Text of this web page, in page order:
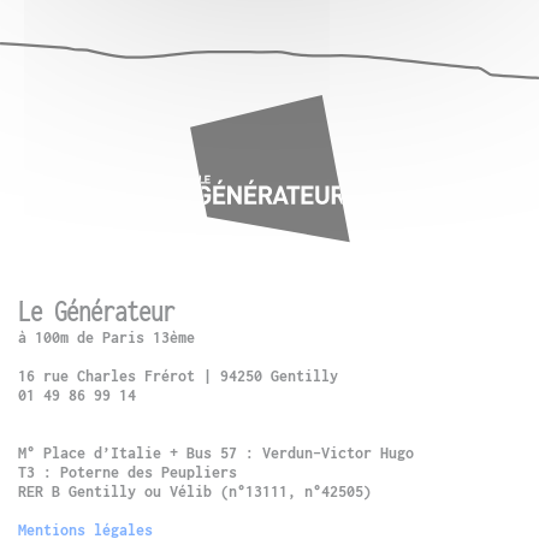
Le Générateur
à 100m de Paris 13ème
16 rue Charles Frérot | 94250 Gentilly
01 49 86 99 14
M° Place d’Italie + Bus 57 : Verdun-Victor Hugo
T3 : Poterne des Peupliers
RER B Gentilly ou Vélib (n°13111, n°42505)
Mentions légales